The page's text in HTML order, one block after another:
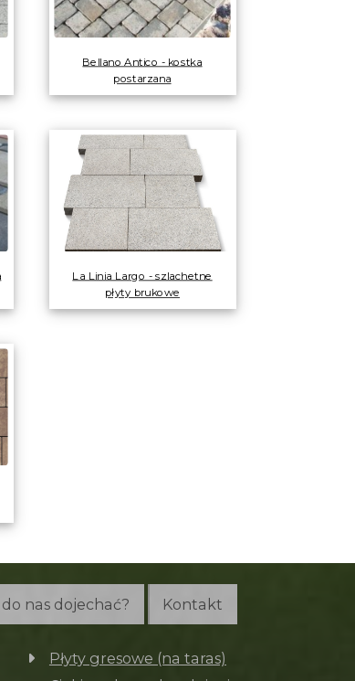
Bellano Antico - kostka
postarzana
La Linia Largo - szlachetne
płyty brukowe
nas dojechać? Kontakt
Płyty gresowe (na taras)